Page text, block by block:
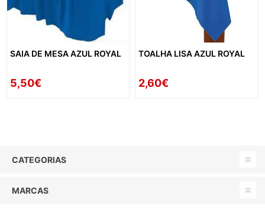
SAIA DE MESA AZUL ROYAL
5,50€
TOALHA LISA AZUL ROYAL
2,60€
CATEGORIAS
MARCAS